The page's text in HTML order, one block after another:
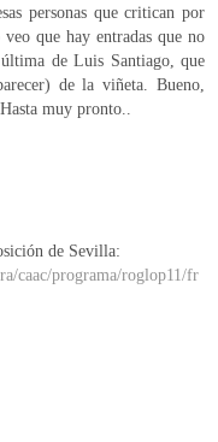
personas que critican por
que hay entradas que no
de Luis Santiago, que
de la viñeta. Bueno,
muy pronto..
de Sevilla:
caac/programa/roglop11/fr